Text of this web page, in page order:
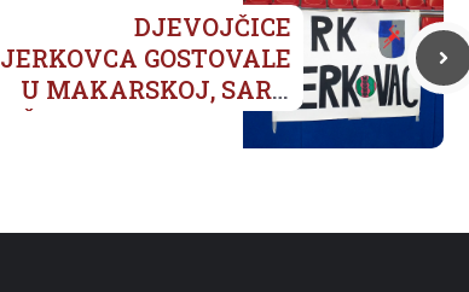
DJEVOJČICE
JERKOVCA GOSTOVALE
U MAKARSKOJ, SARA
ŠILJEG NA UTAKMICI
POSTIGLA 15 GOLOVA!